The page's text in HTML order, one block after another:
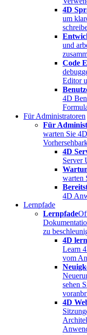
4D
um
und
Code
Editor
4D
Für Administratoren
Für
warten Sie
4D
Server
warten
4D
Lernpfade
Lernpfade
zu
4D
Learn
vom
sehen
4D